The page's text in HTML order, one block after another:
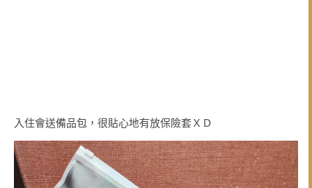
入住會送備品包，很貼心地有放保險套ＸＤ